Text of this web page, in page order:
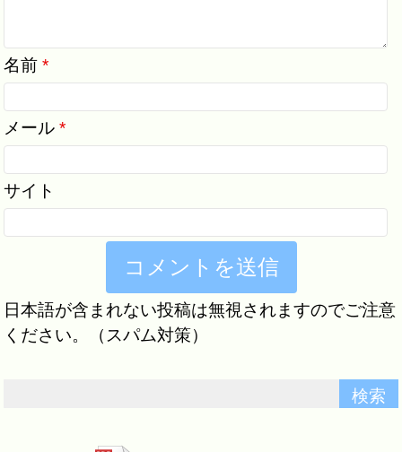
名前*
メール*
サイト
日本語が含まれない投稿は無視されますのでご注意
ください。（スパム対策）